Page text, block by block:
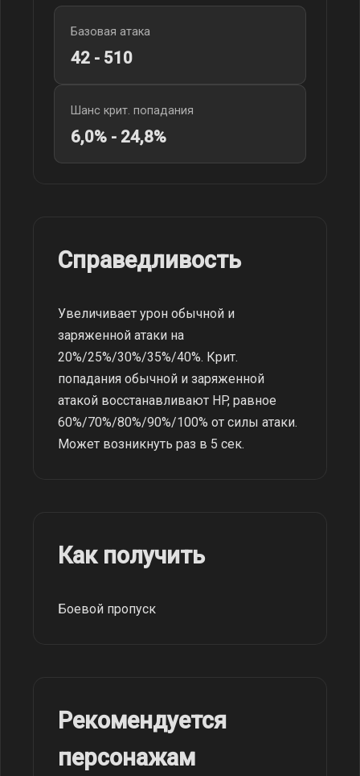
Базовая атака
42 - 510
Шанс крит. попадания
6,0% - 24,8%
Справедливость
Увеличивает урон обычной и
заряженной атаки на
20%/25%/30%/35%/40%. Крит.
попадания обычной и заряженной
атакой восстанавливают HP, равное
60%/70%/80%/90%/100% от силы атаки.
Может возникнуть раз в 5 сек.
Как получить
Боевой пропуск
Рекомендуется
персонажам